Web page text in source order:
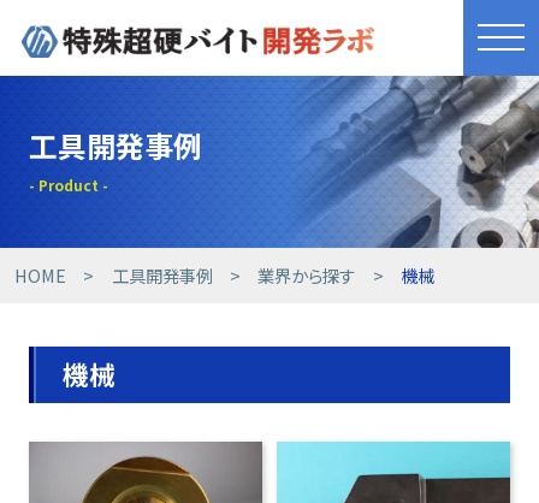
きれものづくり
商品・サービス
工具開発事例
技術コラム
設備紹介
工具開発事例
HOME 工具開発事例 業界から探す 機械
機械